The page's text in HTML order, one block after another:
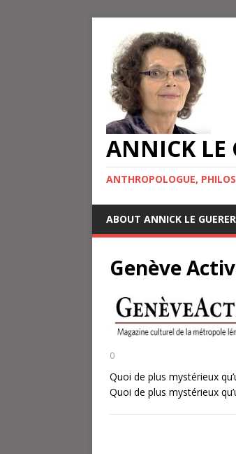
ANNICK LE
ANTHROPOLOGUE,
ABOUT ANNICK LE GUERER
Genève
0
Quoi de plus mystérieux
Quoi de plus mystérieux